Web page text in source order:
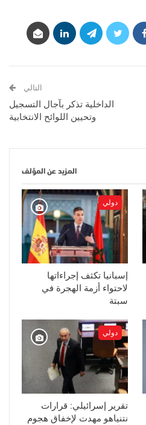
التالي
الداخلية تذكر بآجال التسجيل
وتحيين اللوائح الانتخابية
المزيد عن المؤلف
دولي
إسبانيا تكثف إجراءاتها
لاحتواء أزمة الهجرة في
سبتة
دولي
تقرير إسرائيلي: قرارات
نتنياهو مهدت لإخفاق هجوم